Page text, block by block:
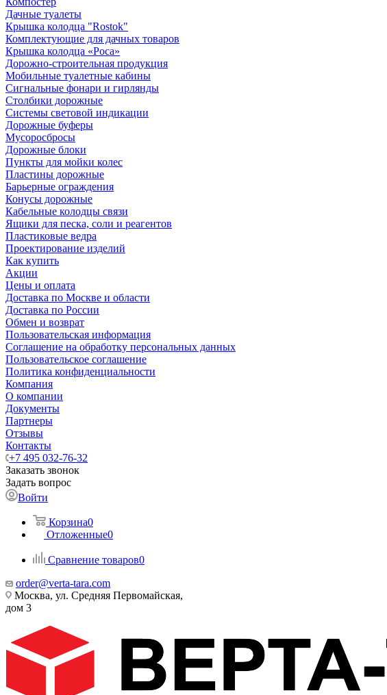
Дачные туалеты
Крышка колодца "Rostok"
Комплектующие для дачных товаров
Крышка колодца «Роса»
Дорожно-строительная продукция
Мобильные туалетные кабины
Сигнальные фонари и гирлянды
Столбики дорожные
Системы световой индикации
Дорожные буферы
Мусоросбросы
Дорожные блоки
Пункты для мойки колес
Пластины дорожные
Барьерные ограждения
Конусы дорожные
Кабельные колодцы связи
Ящики для песка, соли и реагентов
Пластиковые ведра
Проектирование изделий
Как купить
Акции
Цены и оплата
Доставка по Москве и области
Доставка по России
Обмен и возврат
Пользовательская информация
Соглашение на обработку персональных данных
Пользовательское соглашение
Политика конфиденциальности
Компания
О компании
Документы
Партнеры
Отзывы
Контакты
+7 495 032-76-32
Заказать звонок
Задать вопрос
Войти
Корзина0
Отложенные0
Сравнение товаров0
order@verta-tara.com
Москва, ул. Средняя Первомайская,
дом 3